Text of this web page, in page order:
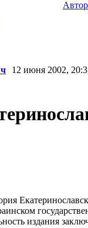
12 июня 2002,
издания